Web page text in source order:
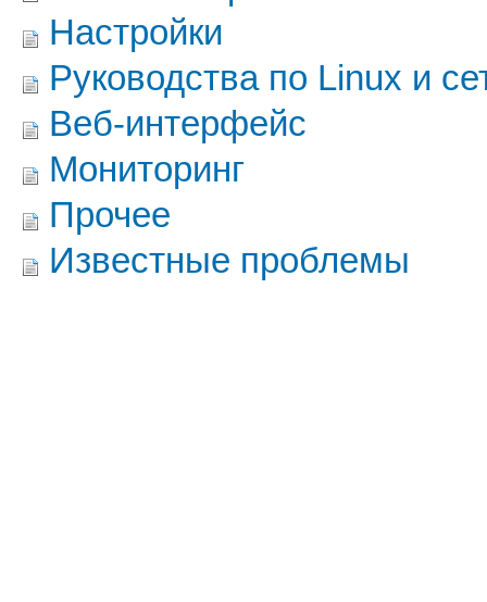
Настройки
Руководства по Linux и
Веб-интерфейс
Мониторинг
Прочее
Известные проблемы